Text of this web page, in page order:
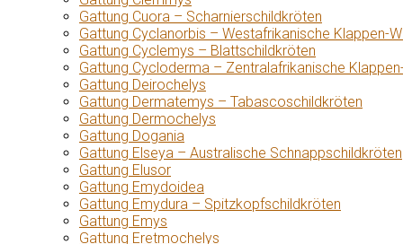
Gattung Cuora – Scharnierschildkröten
Gattung Cyclanorbis – Westafrikanische Klappen-
Gattung Cyclemys – Blattschildkröten
Gattung Cycloderma – Zentralafrikanische
Gattung Deirochelys
Gattung Dermatemys – Tabascoschildkröten
Gattung Dermochelys
Gattung Dogania
Gattung Elseya – Australische Schnappschildkröten
Gattung Elusor
Gattung Emydoidea
Gattung Emydura – Spitzkopfschildkröten
Gattung Emys
Gattung Eretmochelys